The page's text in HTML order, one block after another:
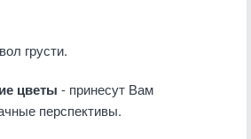
грусти.
цветы - принесут Вам
перспективы.